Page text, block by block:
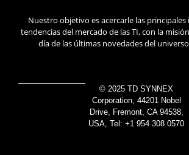
Nuestro objetivo es acercarle las
tendencias del mercado de las TI, con la
día de las últimas novedades del
© 2025 TD SYNNEX
Corporation, 44201 Nobel
Drive, Fremont, CA 94538,
USA, Tel: +1 954 308 0570